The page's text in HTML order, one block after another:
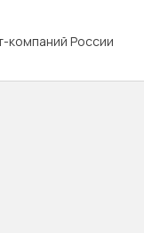
компаний России